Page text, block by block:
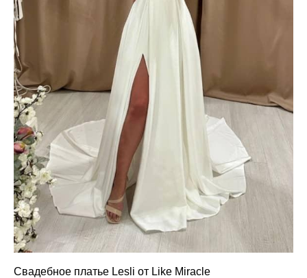
Свадебное платье Lesli от Like Miracle